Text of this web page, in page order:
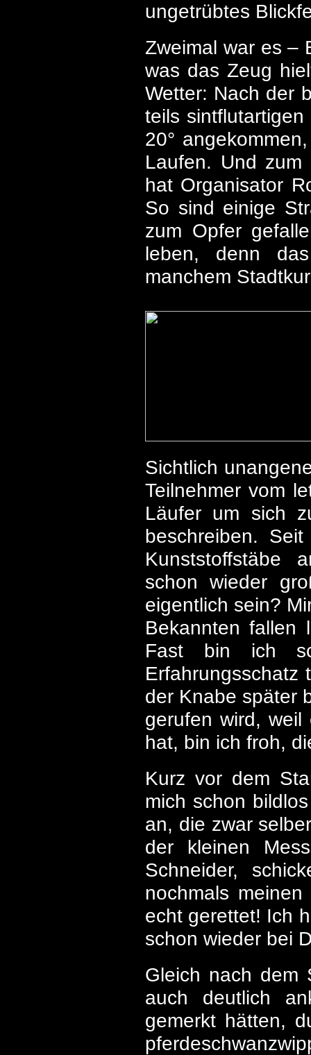
ungetrübtes
Zweimal war es –
was das Zeug
Wetter: Nach der
teils
20°
Laufen. Und
hat Organisator
So sind einige
zum Opfer
leben, denn
manchem
Sichtlich
Teilnehmer vom
Läufer um sich
beschreiben.
Kunststoffstäbe
schon wieder
eigentlich sein?
Bekannten fallen
Fast bin ich
Erfahrungsschatz
der Knabe später
gerufen wird, weil
hat, bin ich froh,
Kurz vor dem
mich schon
an, die zwar
der kleinen
Schneider,
nochmals
echt gerettet! Ich
schon wieder bei
Gleich nach dem
auch deutlich
gemerkt hätten,